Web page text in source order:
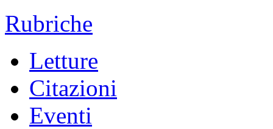
Rubriche
Letture
Citazioni
Eventi